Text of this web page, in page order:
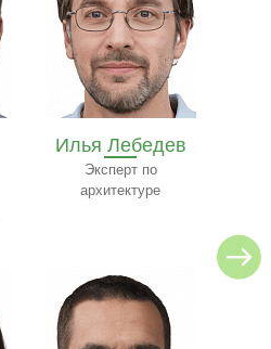
Илья Лебедев
Эксперт по
архитектуре